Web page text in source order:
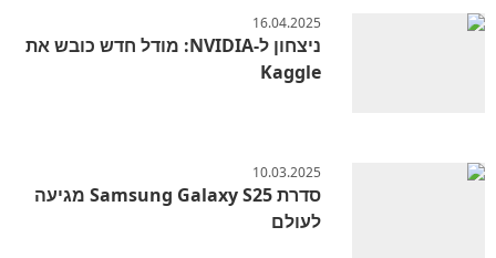
16.04.2025
ניצחון ל-NVIDIA: מודל חדש כובש את
Kaggle
10.03.2025
סדרת Samsung Galaxy S25 מגיעה
לעולם